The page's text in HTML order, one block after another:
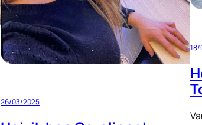
in
Zeist
26/03/2025